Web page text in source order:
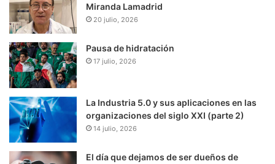
Miranda Lamadrid
20 julio, 2026
Pausa de hidratación
17 julio, 2026
La Industria 5.0 y sus aplicaciones en las
organizaciones del siglo XXI (parte 2)
14 julio, 2026
El día que dejamos de ser dueños de